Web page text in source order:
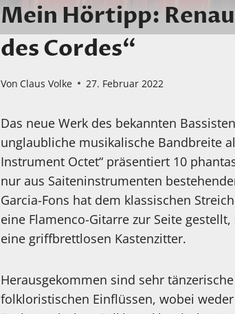
Mein Hörtipp:
des Cordes“
Von Claus Volke 27. Februar 2022
Das neue Werk des bekannten
unglaubliche musikalische Bandbreite
Instrument Octet“ präsentiert 10
nur aus Saiteninstrumenten
Garcia-Fons hat dem klassischen
eine Flamenco-Gitarre zur Seite
eine griffbrettlosen Kastenzitter.
Herausgekommen sind sehr
folkloristischen Einflüssen, wobei